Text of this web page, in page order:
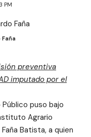
PM
preventiva
imputado por el
puso bajo
Agrario
Batista, a quien